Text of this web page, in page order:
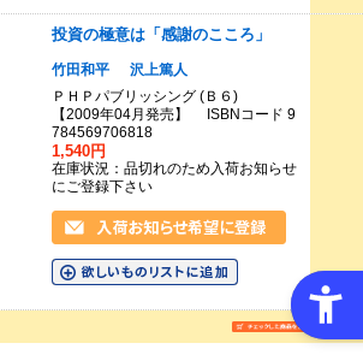
投資の極意は「感謝のこころ」
竹田和平
沢上篤人
ＰＨＰパブリッシング (Ｂ６)
【2009年04月発売】 ISBNコード 9
784569706818
1,540円
在庫状況：品切れのため入荷お知らせ
にご登録下さい